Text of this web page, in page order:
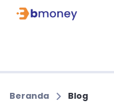
Beranda Blog